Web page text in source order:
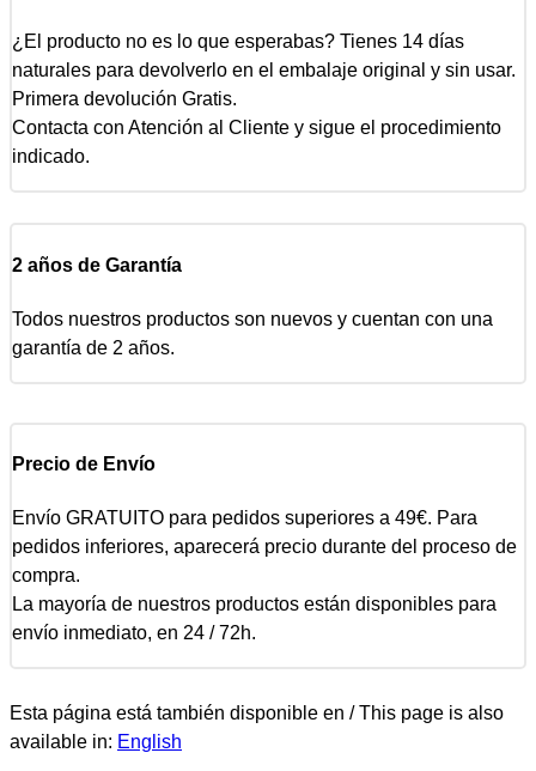
¿El producto no es lo que esperabas? Tienes 14 días
naturales para devolverlo en el embalaje original y sin usar.
Primera devolución Gratis.
Contacta con Atención al Cliente y sigue el procedimiento
indicado.
2 años de Garantía
Todos nuestros productos son nuevos y cuentan con una
garantía de 2 años.
Precio de Envío
Envío GRATUITO para pedidos superiores a 49€. Para
pedidos inferiores, aparecerá precio durante del proceso de
compra.
La mayoría de nuestros productos están disponibles para
envío inmediato, en 24 / 72h.
Esta página está también disponible en / This page is also
available in: English